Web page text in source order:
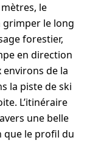
le
le long
forestier,
en direction
environs de la
la piste de ski
L’itinéraire
une belle
que le profil du